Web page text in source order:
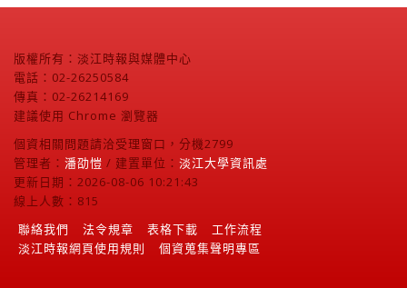
版權所有：淡江時報與媒體中心
電話：02-26250584
傳真：02-26214169
建議使用 Chrome 瀏覽器
個資相關問題請洽受理窗口，分機2799
管理者： 潘劭愷 / 建置單位： 淡江大學資訊處
更新日期：2026-08-06 10:21:43
線上人數：815
聯絡我們
法令規章 表格下載
工作流程
淡江時報網頁使用規則
個資蒐集聲明專區